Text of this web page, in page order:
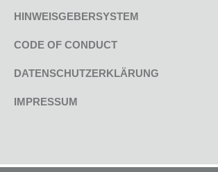
HINWEISGEBERSYSTEM
CODE OF CONDUCT
DATENSCHUTZERKLÄRUNG
IMPRESSUM